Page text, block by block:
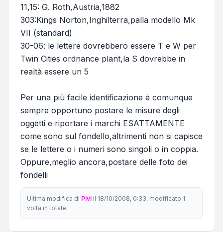
11,15: G. Roth,Austria,1882
303:Kings Norton,Inghilterra,palla modello Mk
VII (standard)
30-06: le lettere dovrebbero essere T e W per
Twin Cities ordnance plant,la S dovrebbe in
realtà essere un 5
Per una più facile identificazione è comunque
sempre opportuno postare le misure degli
oggetti e riportare i marchi ESATTAMENTE
come sono sul fondello,altrimenti non si capisce
se le lettere o i numeri sono singoli o in coppia.
Oppure,meglio ancora,postare delle foto dei
fondelli
Ultima modifica di Pivi il 18/10/2008, 0:33, modificato 1
volta in totale.